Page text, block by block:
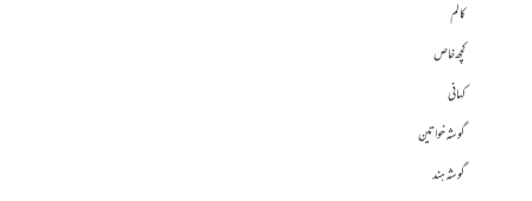
کالم
کچھ خاص
کہانی
گوشہ خواتین
گوشہ ہند